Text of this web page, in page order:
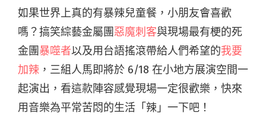
如果世界上真的有暴辣兒童餐，小朋友會喜歡
嗎？搞笑綜藝金屬團惡魔刺客與現場最有梗的死
金團暴噬者以及用台語搖滾帶給人們希望的我要
加辣 ，三組人馬即將於 6/18 在小地方展演空間一
起演出，看這款陣容感覺現場一定很歡樂，快來
用音樂為平常苦悶的生活「辣」一下吧！